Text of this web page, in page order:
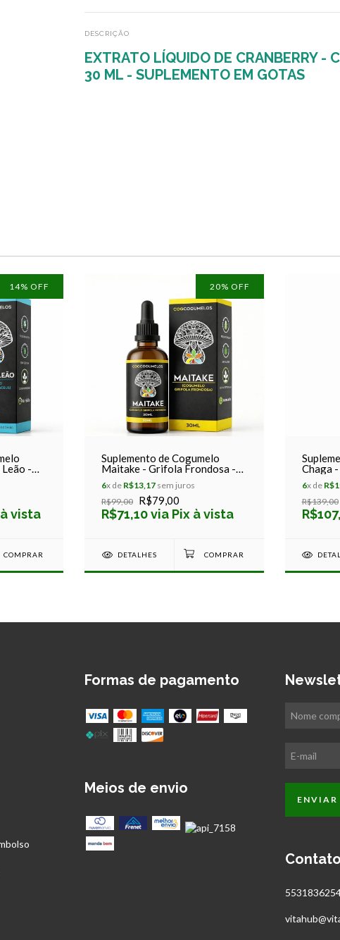
DESCRIÇÃO
EXTRATO LÍQUIDO DE CRANBERRY -
30 ML - SUPLEMENTO EM GOTAS
14% OFF
Leão -
à vista
20% OFF
Suplemento de Cogumelo
Maitake - Grifola Frondosa -
Cogcogumelos 30ml
6x de R$13,17 sem juros
R$99,00 R$79,00
R$71,10 via Pix à vista
DETALHES
Chaga
Cog
6x de
R$139,00
Formas de pagamento
Meios de envio
Contato